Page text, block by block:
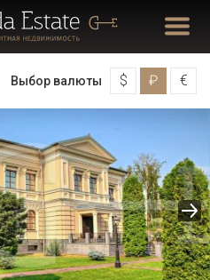
Выбор валюты $ ₽ €